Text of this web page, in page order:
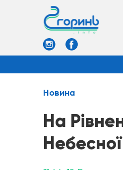
Новина
На